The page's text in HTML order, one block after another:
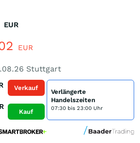
EUR
EUR
Stuttgart
Verkauf
Kauf
Verlängerte
Handelszeiten
07:30 bis 23:00 Uhr